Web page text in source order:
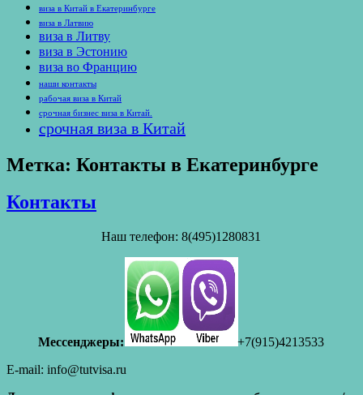
виза в Китай в Екатеринбурге
виза в Латвию
виза в Литву
виза в Эстонию
виза во Францию
наши контакты
рабочая виза в Китай
срочная бизнес виза в Китай.
срочная виза в Китай
Метка: Контакты в Екатеринбурге
Контакты
Наш телефон: 8(495)1280831
Мессенджеры:
+7(915)4213533
E-mail: info@tutvisa.ru